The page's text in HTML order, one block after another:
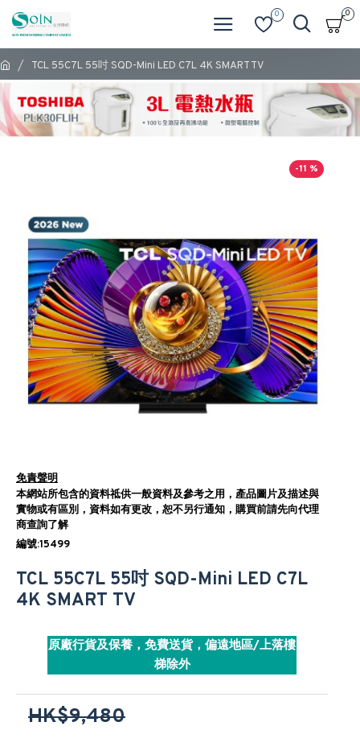
0 0
TCL 55C7L 55吋 SQD-Mini LED C7L 4K SMART TV
-11 %
免責聲明
本網站所包含的資料祗供一般資料及參考之用，產品圖片及描述與
實物或有區別，資料如有更改，恕不另行通知，購買前請先向代理
商查詢了解
編號:15499
TCL 55C7L 55吋 SQD-Mini LED C7L
4K SMART TV
原廠行貨及保養，免費送貨，偏遠地區/上落樓
梯除外
HK$9,480